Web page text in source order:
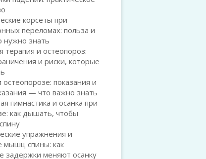
корсеты при
переломах: польза и
знать
терапия и остеопороз:
и риски, которые
показания и
— что важно знать
гимнастика и осанка при
как дышать, чтобы
упражнения и
мышц спины: как
задержки меняют осанку